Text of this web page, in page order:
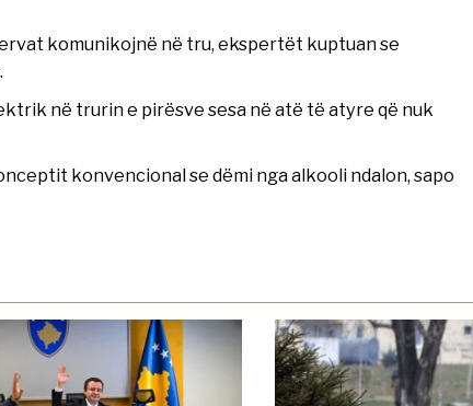
komunikojnë në tru, ekspertët kuptuan se
në trurin e pirësve sesa në atë të atyre që nuk
konvencional se dëmi nga alkooli ndalon, sapo